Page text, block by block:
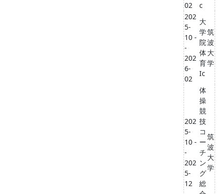
02
c
202
5-
10 -
-
202
6-
02
大
学
院
体
育
Ic
筑
波
大
学
202
5-
10 -
-
202
5-
12
体
操
競
技
コ
ー
チ
ン
グ
総
筑
波
大
学